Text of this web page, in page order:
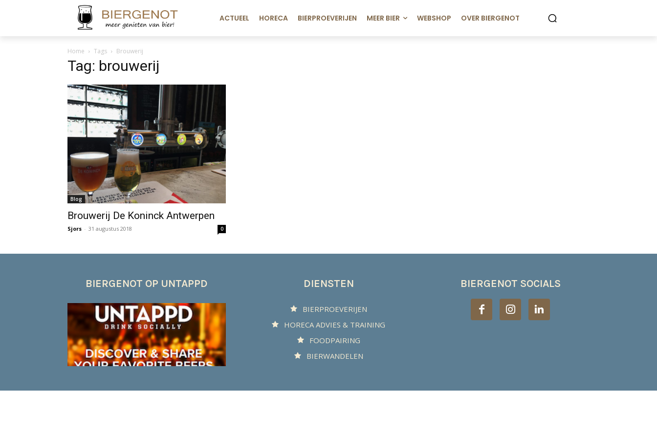
ACTUEEL HORECA BIERPROEVERIJEN MEER BIER WEBSHOP OVER BIERGENOT
Home Tags Brouwerij
Tag: brouwerij
Blog
Brouwerij De Koninck Antwerpen
Sjors - 31 augustus 2018 0
BIERGENOT OP UNTAPPD DIENSTEN BIERGENOT SOCIALS
BIERPROEVERIJEN
HORECA ADVIES & TRAINING
FOODPAIRING
BIERWANDELEN